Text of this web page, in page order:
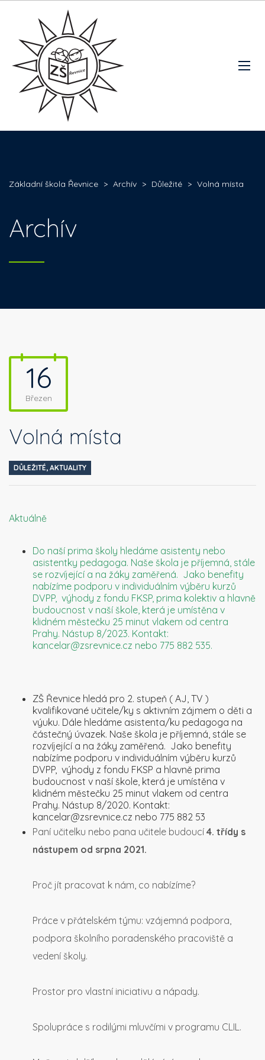
Základní škola Řevnice > Archív > Důležité > Volná místa
Archív
16
Březen
Volná místa
DŮLEŽITÉ, AKTUALITY
Aktuálně
Do naší prima školy hledáme asistenty nebo
asistentky pedagoga. Naše škola je příjemná, stále
se rozvíjející a na žáky zaměřená. Jako benefity
nabízíme podporu v individuálním výběru kurzů
DVPP, výhody z fondu FKSP, prima kolektiv a hlavně
budoucnost v naší škole, která je umístěna v
klidném městečku 25 minut vlakem od centra
Prahy. Nástup 8/2023. Kontakt:
kancelar@zsrevnice.cz nebo 775 882 535.
ZŠ Řevnice hledá pro 2. stupeň ( AJ, TV )
kvalifikované učitele/ky s aktivním zájmem o děti a
výuku. Dále hledáme asistenta/ku pedagoga na
částečný úvazek. Naše škola je příjemná, stále se
rozvíjející a na žáky zaměřená. Jako benefity
nabízíme podporu v individuálním výběru kurzů
DVPP, výhody z fondu FKSP a hlavně prima
budoucnost v naší škole, která je umístěna v
klidném městečku 25 minut vlakem od centra
Prahy. Nástup 8/2020. Kontakt:
kancelar@zsrevnice.cz nebo 775 882 53
Paní učitelku nebo pana učitele budoucí 4. třídy s
nástupem od srpna 2021.
Proč jít pracovat k nám, co nabízíme?
Práce v přátelském týmu: vzájemná podpora,
podpora školního poradenského pracoviště a
vedení školy.
Prostor pro vlastní iniciativu a nápady.
Spolupráce s rodilými mluvčími v programu CLIL.